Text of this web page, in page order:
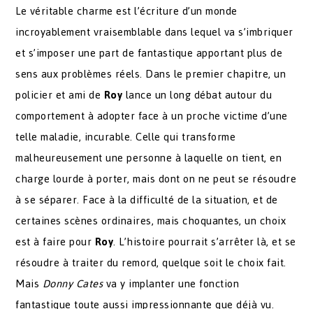
Le véritable charme est l’écriture d’un monde
incroyablement vraisemblable dans lequel va s’imbriquer
et s’imposer une part de fantastique apportant plus de
sens aux problèmes réels. Dans le premier chapitre, un
policier et ami de Roylance un long débat autour du
comportement à adopter face à un proche victime d’une
telle maladie, incurable. Celle qui transforme
malheureusement une personne à laquelle on tient, en
charge lourde à porter, mais dont on ne peut se résoudre
à se séparer. Face à la difficulté de la situation, et de
certaines scènes ordinaires, mais choquantes, un choix
est à faire pour Roy. L’histoire pourrait s’arrêter là, et se
résoudre à traiter du remord, quelque soit le choix fait.
Mais Donny Catesva y implanter une fonction
fantastique toute aussi impressionnante que déjà vu.